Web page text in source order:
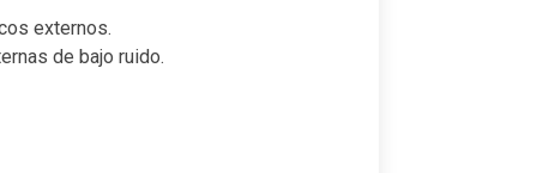
externos.
de bajo ruido.